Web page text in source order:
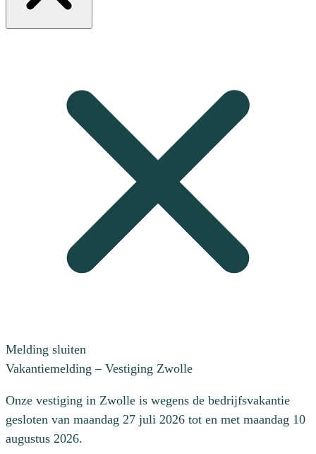
Melding sluiten
Vakantiemelding – Vestiging Zwolle
Onze vestiging in Zwolle is wegens de bedrijfsvakantie
gesloten van maandag 27 juli 2026 tot en met maandag 10
augustus 2026.